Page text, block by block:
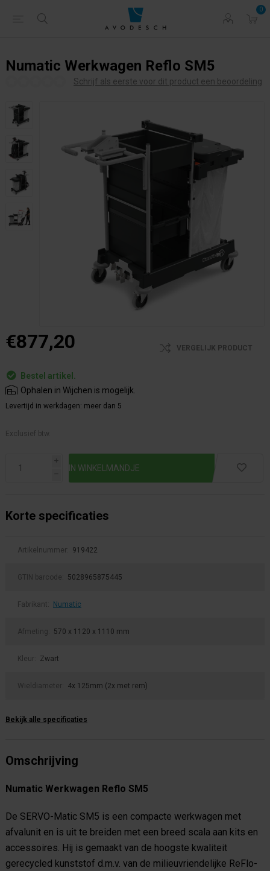
0
Numatic Werkwagen Reflo SM5
Schrijf als eerste voor dit product een beoordeling
€877,20 VERGELIJK PRODUCT
Bestel artikel.
Ophalen in Wijchen is mogelijk.
Levertijd in werkdagen: meer dan 5
Exclusief btw.
i
h
Korte specificaties
Artikelnummer: 919422
GTIN barcode: 5028965875445
Fabrikant: Numatic
Afmeting: 570 x 1120 x 1110 mm
Kleur: Zwart
Wieldiameter: 4x 125mm (2x met rem)
Bekijk alle specificaties
Omschrijving
Numatic Werkwagen Reflo SM5
De SERVO-Matic SM5 is een compacte werkwagen met
afvalunit en is uit te breiden met een breed scala aan kits en
accessoires. Hij is gemaakt van de hoogste kwaliteit
gerecycled kunststof d.m.v. van de milieuvriendelijke ReFlo-